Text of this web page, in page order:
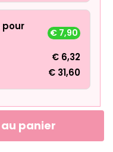
pour
€ 7,90
€ 6,32
€ 31,60
panier